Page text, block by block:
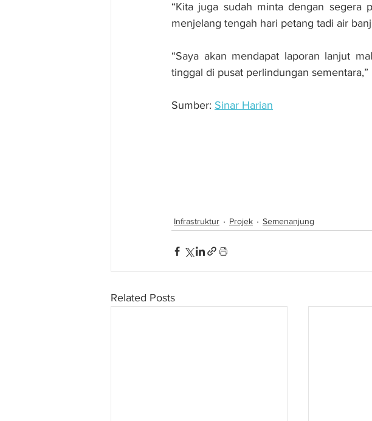
“Kita juga sudah minta dengan segera
menjelang tengah hari petang tadi air
“Saya akan mendapat laporan lanjut
tinggal di pusat perlindungan sementara,”
Sumber: Sinar Harian
Infrastruktur Projek Semenanjung
Related Posts